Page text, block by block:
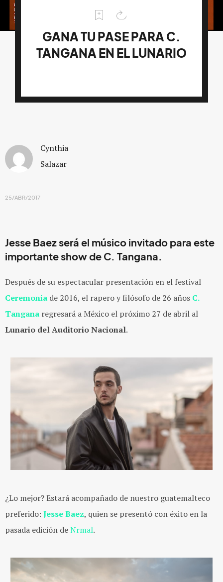
GANA TU PASE PARA C.
TANGANA EN EL LUNARIO
Cynthia
Salazar
25/ABR/2017
Jesse Baez será el músico invitado para este
importante show de C. Tangana.
Después de su espectacular presentación en el festival
Ceremonia de 2016, el rapero y filósofo de 26 años C.
Tangana regresará a México el próximo 27 de abril al
Lunario del Auditorio Nacional.
¿Lo mejor? Estará acompañado de nuestro guatemalteco
preferido: Jesse Baez, quien se presentó con éxito en la
pasada edición deNrmal.